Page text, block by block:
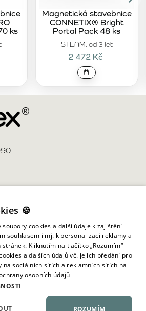
ks
STEAM, od 3 let
Magnetická stavebnice
CONNETIX® Bright
Portal Pack 48 ks
2 472 Kč
vyhrazena ©
🍪
soubory cookies a další údaje k zajištění
souhlasem i mj. k personalizaci reklamy a
Kliknutím na tlačítko „Rozumím“
a dalších údajů vč. jejich předání pro
sociálních sítích a reklamních sítích na
osobních údajů
ROZUMÍM